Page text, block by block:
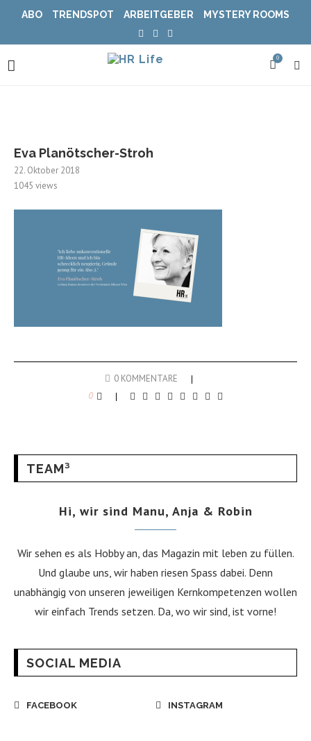
ABO TRENDSPOT ARBEITGEBER MYSTERY ROOMS
0
Eva Planötscher-Stroh
22. Oktober 2018
1045 views
0 KOMMENTARE
0
TEAM³
Hi, wir sind Manu, Anja & Robin
Wir sehen es als Hobby an, das Magazin mit leben zu füllen.
Und glaube uns, wir haben riesen Spass dabei. Denn
unabhängig von unseren jeweiligen Kernkompetenzen wollen
wir einfach Trends setzen. Da, wo wir sind, ist vorne!
SOCIAL MEDIA
FACEBOOK INSTAGRAM